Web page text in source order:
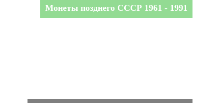
Монеты позднего СССР 1961 - 1991